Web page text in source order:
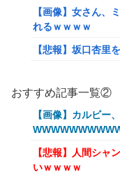
【画像】女さん、
れるｗｗｗｗ
【悲報】坂口杏里
ｗｗｗｗｗｗｗ
「FF10の名シー
【ｗ】物凄くカワ
【悲報】オーケス
らなくなった。本
おすすめ記事一覧②
【画像】カルビー
【悲報】人間シャ
いｗｗｗｗ